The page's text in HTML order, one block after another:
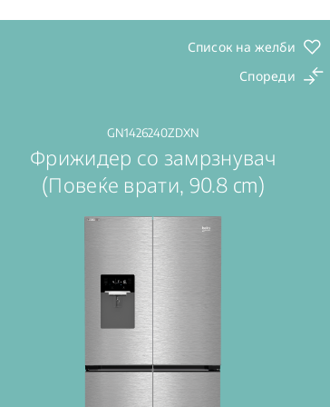
ефикасност, висока издржливост, низок шум
Led Illumination®: јасен поглед на внатрешноста
Список на желби
Спореди
GN1426240ZDXN
Фрижидер со замрзнувач
(Повеќе врати, 90.8 cm)